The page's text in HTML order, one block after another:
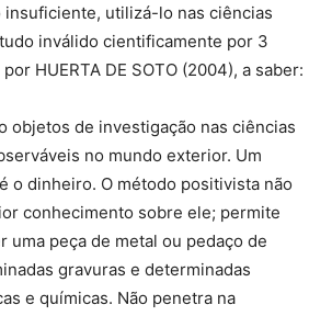
insuficiente, utilizá-lo nas ciências
inválido cientificamente por 3
HUERTA DE SOTO (2004), a saber:
objetos de investigação nas ciências
no mundo exterior. Um
o dinheiro. O método positivista não
conhecimento sobre ele; permite
uma peça de metal ou pedaço de
gravuras e determinadas
e químicas. Não penetra na